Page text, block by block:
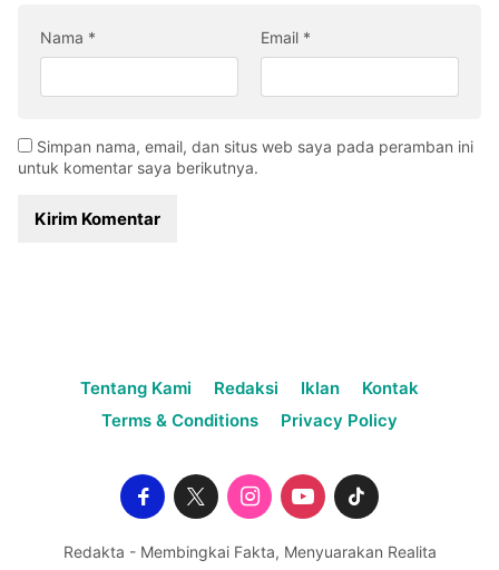
Nama * Email *
Simpan nama, email, dan situs web saya pada peramban ini
untuk komentar saya berikutnya.
Tentang Kami Redaksi Iklan
Kontak
Terms & Conditions
Privacy Policy
Redakta - Membingkai Fakta, Menyuarakan Realita